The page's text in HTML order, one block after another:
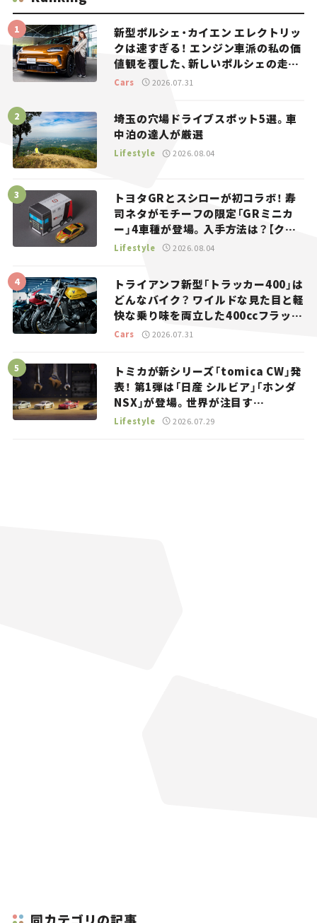
新型ポルシェ・カイエン エレクトリッ
クは速すぎる！ エンジン車派の私の価
値観を覆した、新しいポルシェの走
り。
Cars 2026.07.31
埼玉の穴場ドライブスポット5選。車
中泊の達人が厳選
Lifestyle 2026.08.04
トヨタGRとスシローが初コラボ！ 寿
司ネタがモチーフの限定「GRミニカ
ー」4車種が登場。入手方法は？【クル
マとホビー】
Lifestyle 2026.08.04
トライアンフ新型「トラッカー400」は
どんなバイク？ ワイルドな見た目と軽
快な乗り味を両立した400ccフラット
トラッカー【試乗レビュー】
Cars 2026.07.31
トミカが新シリーズ「tomica CW」発
表！ 第1弾は「日産 シルビア」「ホンダ
NSX」が登場。世界が注目す
る“JDM”に焦点【クルマとホビー】
Lifestyle 2026.07.29
同カテゴリの記事